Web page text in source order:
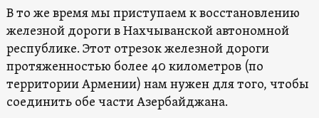
В то же время мы приступаем к восстановлению
железной дороги в Нахчыванской автономной
республике. Этот отрезок железной дороги
протяженностью более 40 километров (по
территории Армении) нам нужен для того, чтобы
соединить обе части Азербайджана.